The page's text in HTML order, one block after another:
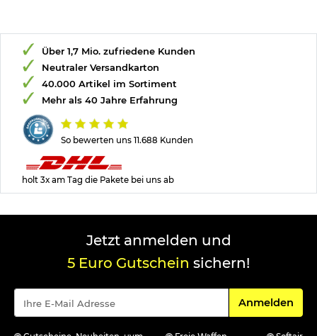
So bewerten uns 11.688 Kunden
Über 1,7 Mio. zufriedene Kunden
Neutraler Versandkarton
40.000 Artikel im Sortiment
Mehr als 40 Jahre Erfahrung
holt 3x am Tag die Pakete bei uns ab
Jetzt anmelden und
5 Euro Gutschein sichern!
Für den
Anmelden